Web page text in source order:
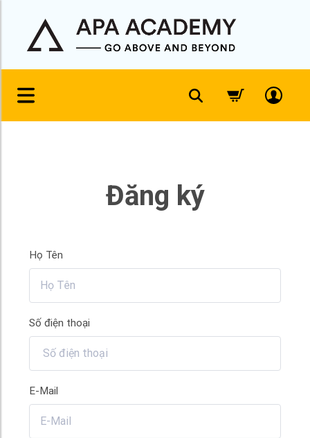
Đăng ký
Họ Tên
Số điện thoại
E-Mail